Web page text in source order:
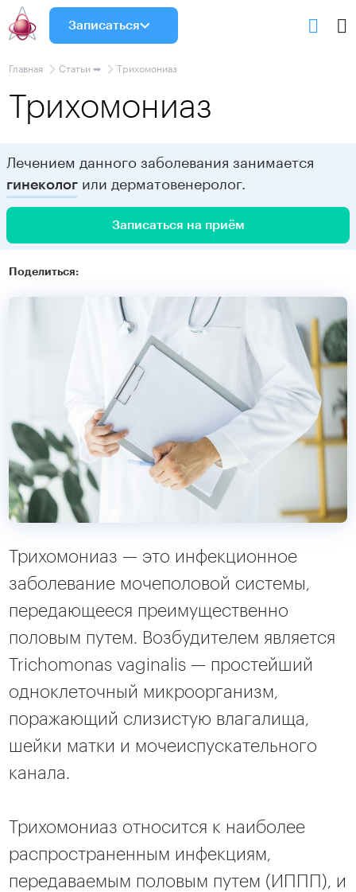
Записаться
Главная Статьи ➡ Трихомониаз
Трихомониаз
Лечением данного заболевания занимается
гинекологили дерматовенеролог.
Записаться на приём
Поделиться:
Трихомониаз — это инфекционное
заболевание мочеполовой системы,
передающееся преимущественно
половым путем. Возбудителем является
Trichomonas vaginalis — простейший
одноклеточный микроорганизм,
поражающий слизистую влагалища,
шейки матки и мочеиспускательного
канала.
Трихомониаз относится к наиболее
распространенным инфекциям,
передаваемым половым путем (ИППП), и